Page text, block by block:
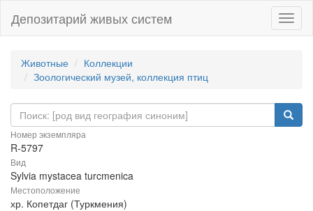
Депозитарий живых систем
Животные
Коллекции
Зоологический музей, коллекция птиц
Номер экземпляра
R-5797
Вид
Sylvia mystacea turcmenica
Местоположение
хр. Копетдаг (Туркмения)